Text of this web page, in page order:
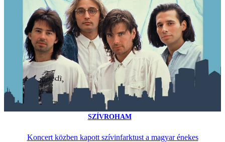
SZÍVROHAM
Koncert közben kapott szívinfarktust a magyar énekes